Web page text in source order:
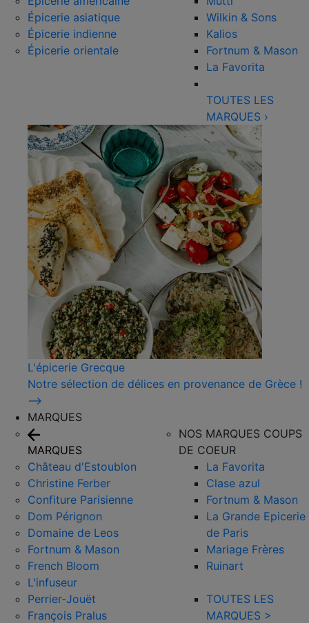
Épicerie asiatique
Épicerie indienne
Épicerie orientale
Wilkin & Sons
Kalios
Fortnum & Mason
La Favorita
TOUTES LES
MARQUES ›
L'épicerie Grecque
Notre sélection de délices en provenance de Grèce !
⟶
MARQUES
MARQUES
Château d'Estoublon
Christine Ferber
Confiture Parisienne
Dom Pérignon
Domaine de Leos
Fortnum & Mason
French Bloom
L'infuseur
Perrier-Jouët
François Pralus
NOS MARQUES COUPS
DE COEUR
La Favorita
Clase azul
Fortnum & Mason
La Grande Epicerie
de Paris
Mariage Frères
Ruinart
TOUTES LES
MARQUES >